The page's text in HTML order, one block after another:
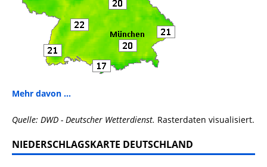
Mehr davon ...
Quelle: DWD - Deutscher Wetterdienst. Rasterdaten visualisiert.
NIEDERSCHLAGSKARTE DEUTSCHLAND